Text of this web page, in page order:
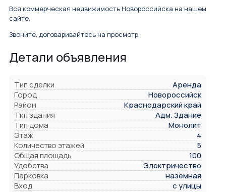
Вся коммерческая недвижимость Новороссийска на нашем
сайте.
Звоните, договаривайтесь на просмотр.
Детали объявления
Тип сделки
Аренда
Город
Новороссийск
Район
Краснодарский край
Тип здания
Адм. Здание
Тип дома
Монолит
Этаж
4
Количество этажей
5
Общая площадь
100
Удобства
Электричество
Парковка
наземная
Вход
с улицы